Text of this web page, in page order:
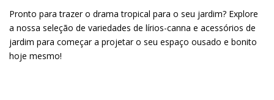
Pronto para trazer o drama tropical para o seu jardim? Explore
a nossa seleção de variedades de lírios-canna e acessórios de
jardim para começar a projetar o seu espaço ousado e bonito
hoje mesmo!